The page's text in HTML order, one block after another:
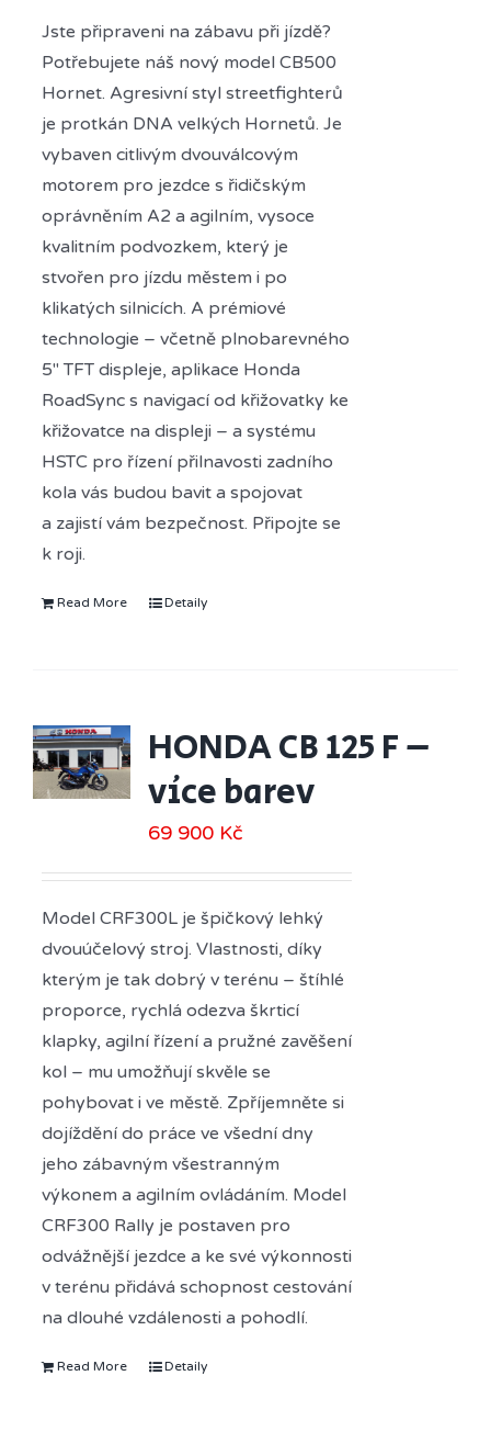
Jste připraveni na zábavu při jízdě?
Potřebujete náš nový model CB500
Hornet. Agresivní styl streetfighterů
je protkán DNA velkých Hornetů. Je
vybaven citlivým dvouválcovým
motorem pro jezdce s řidičským
oprávněním A2 a agilním, vysoce
kvalitním podvozkem, který je
stvořen pro jízdu městem i po
klikatých silnicích. A prémiové
technologie – včetně plnobarevného
5" TFT displeje, aplikace Honda
RoadSync s navigací od křižovatky ke
křižovatce na displeji – a systému
HSTC pro řízení přilnavosti zadního
kola vás budou bavit a spojovat
a zajistí vám bezpečnost. Připojte se
k roji.
Read More Detaily
HONDA CB 125 F –
více barev
69 900 Kč
Model CRF300L je špičkový lehký
dvouúčelový stroj. Vlastnosti, díky
kterým je tak dobrý v terénu – štíhlé
proporce, rychlá odezva škrticí
klapky, agilní řízení a pružné zavěšení
kol – mu umožňují skvěle se
pohybovat i ve městě. Zpříjemněte si
dojíždění do práce ve všední dny
jeho zábavným všestranným
výkonem a agilním ovládáním. Model
CRF300 Rally je postaven pro
odvážnější jezdce a ke své výkonnosti
v terénu přidává schopnost cestování
na dlouhé vzdálenosti a pohodlí.
Read More Detaily